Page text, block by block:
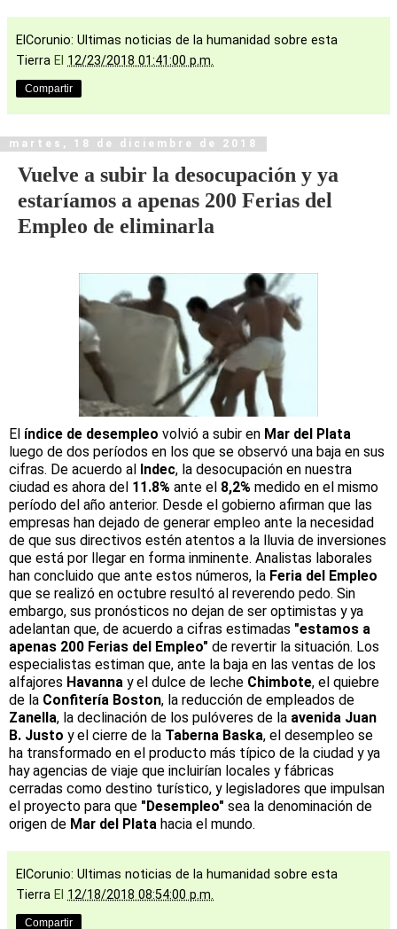
ElCorunio: Ultimas noticias de la humanidad sobre esta
Tierra El 12/23/2018 01:41:00 p.m.
Compartir
martes, 18 de diciembre de 2018
Vuelve a subir la desocupación y ya
estaríamos a apenas 200 Ferias del
Empleo de eliminarla
El índice de desempleo volvió a subir en Mar del Plata
luego de dos períodos en los que se observó una baja en sus
cifras. De acuerdo al Indec, la desocupación en nuestra
ciudad es ahora del 11.8% ante el 8,2% medido en el mismo
período del año anterior. Desde el gobierno afirman que las
empresas han dejado de generar empleo ante la necesidad
de que sus directivos estén atentos a la lluvia de inversiones
que está por llegar en forma inminente. Analistas laborales
han concluido que ante estos números, la Feria del Empleo
que se realizó en octubre resultó al reverendo pedo. Sin
embargo, sus pronósticos no dejan de ser optimistas y ya
adelantan que, de acuerdo a cifras estimadas "estamos a
apenas 200 Ferias del Empleo" de revertir la situación. Los
especialistas estiman que, ante la baja en las ventas de los
alfajores Havanna y el dulce de leche Chimbote, el quiebre
de la Confitería Boston, la reducción de empleados de
Zanella, la declinación de los pulóveres de la avenida Juan
B. Justo y el cierre de la Taberna Baska, el desempleo se
ha transformado en el producto más típico de la ciudad y ya
hay agencias de viaje que incluirían locales y fábricas
cerradas como destino turístico, y legisladores que impulsan
el proyecto para que "Desempleo" sea la denominación de
origen de Mar del Plata hacia el mundo.
ElCorunio: Ultimas noticias de la humanidad sobre esta
Tierra El 12/18/2018 08:54:00 p.m.
Compartir